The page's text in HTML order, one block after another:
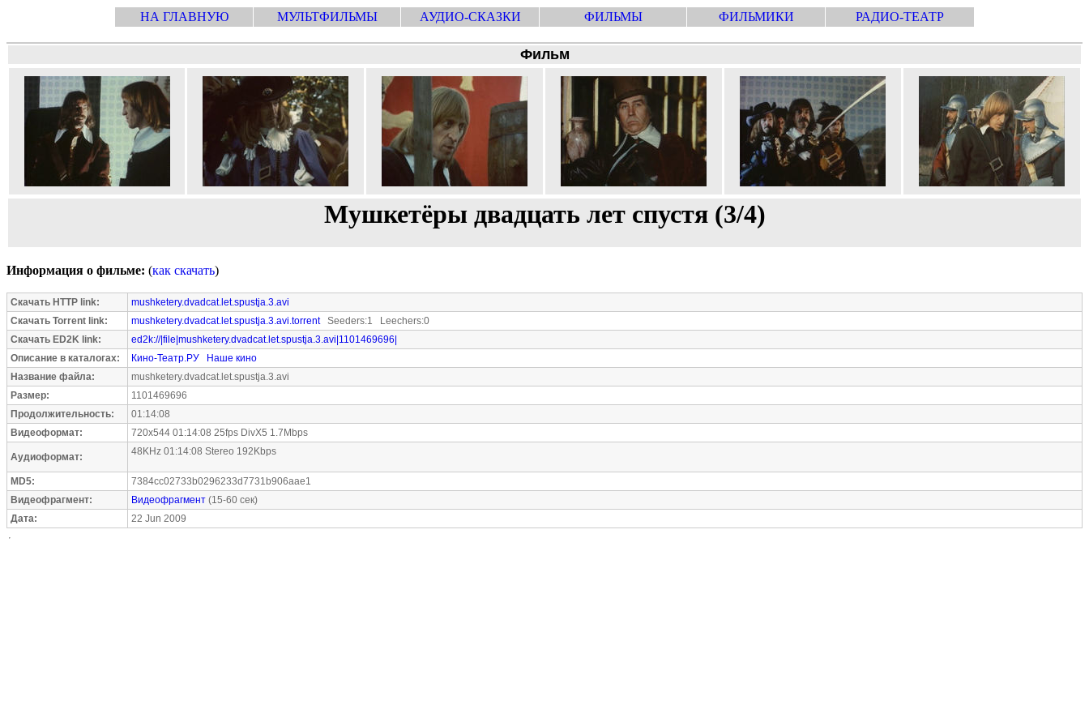
НА ГЛАВНУЮ МУЛЬТФИЛЬМЫ АУДИО-СКАЗКИ ФИЛЬМЫ ФИЛЬМИКИ РАДИО-ТЕАТР
Фильм
Мушкетёры двадцать лет спустя (3/4)
Информация о фильме: (как скачать)
Скачать HTTP link:
mushketery.dvadcat.let.spustja.3.avi
Скачать Torrent link:
mushketery.dvadcat.let.spustja.3.avi.torrentSeeders:1 Leechers:0
Скачать ED2K link:
ed2k://|file|mushketery.dvadcat.let.spustja.3.avi|1101469696|
Описание в каталогах:
Кино-Театр.РУ
Наше кино
Название файла:
mushketery.dvadcat.let.spustja.3.avi
Размер:
1101469696
Продолжительность:
01:14:08
Видеоформат:
720x544 01:14:08 25fps DivX5 1.7Mbps
Аудиоформат: 48KHz 01:14:08 Stereo 192Kbps
MD5:
7384cc02733b0296233d7731b906aae1
Видеофрагмент:
Видеофрагмент (15-60 сек)
Дата:
22 Jun 2009